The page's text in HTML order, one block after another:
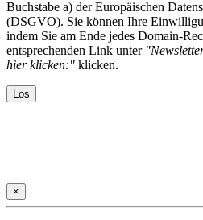
Buchstabe a) der Europäischen
(DSGVO). Sie können Ihre
indem Sie am Ende jedes Domain-
entsprechenden Link unter
hier klicken:" klicken.
×